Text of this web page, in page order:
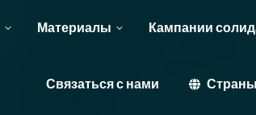
Материалы Кампании
Связаться с нами Страны